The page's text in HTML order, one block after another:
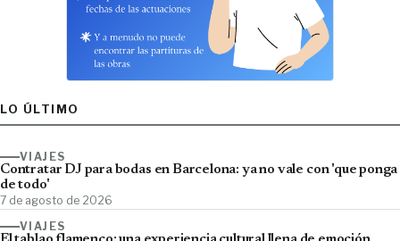
LO ÚLTIMO
VIAJES
Contratar DJ para bodas en Barcelona: ya no vale con 'que ponga
de todo'
7 de agosto de 2026
VIAJES